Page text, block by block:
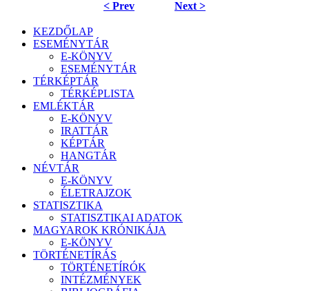
< Prev Next >
KEZDŐLAP
ESEMÉNYTÁR
E-KÖNYV
ESEMÉNYTÁR
TÉRKÉPTÁR
TÉRKÉPLISTA
EMLÉKTÁR
E-KÖNYV
IRATTÁR
KÉPTÁR
HANGTÁR
NÉVTÁR
E-KÖNYV
ÉLETRAJZOK
STATISZTIKA
STATISZTIKAI ADATOK
MAGYAROK KRÓNIKÁJA
E-KÖNYV
TÖRTÉNETÍRÁS
TÖRTÉNETÍRÓK
INTÉZMÉNYEK